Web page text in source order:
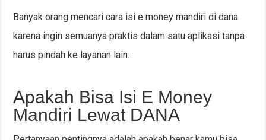
Banyak orang mencari cara isi e money mandiri di dana
karena ingin semuanya praktis dalam satu aplikasi tanpa
harus pindah ke layanan lain.
Apakah Bisa Isi E Money
Mandiri Lewat DANA